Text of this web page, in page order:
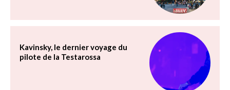
Kavinsky, le dernier voyage du
pilote de la Testarossa